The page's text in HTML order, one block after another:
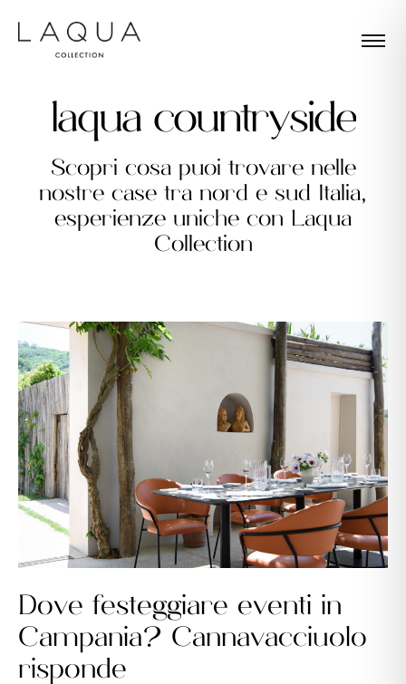
laqua countryside
Scopri cosa puoi trovare nelle
nostre case tra nord e sud Italia,
esperienze uniche con Laqua
Collection
Dove festeggiare eventi in
Campania? Cannavacciuolo
risponde